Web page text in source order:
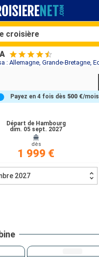
Départ de Hambourg
dim. 05 sept. 2027
dès
1 999 €
Payez en 4 fois dès 500 €/mois
2027
croisière
Compagnies
Rechercher